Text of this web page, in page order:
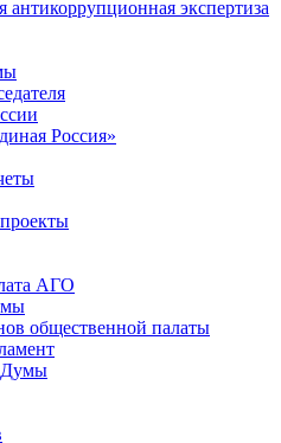
антикоррупционная экспертиза
Россия»
АГО
общественной палаты
Думы